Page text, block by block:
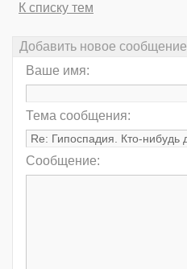
К списку тем
Добавить новое сообщение
Ваше имя:
Тема сообщения:
Сообщение: